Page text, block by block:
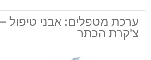
ערכת מטפלים: אבני טיפול –
צ'קרת הכתר